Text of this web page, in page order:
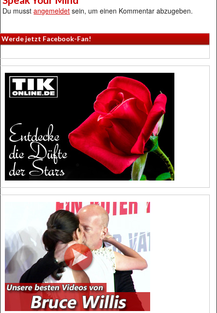
Du musstangemeldet sein, um einen Kommentar abzugeben.
Werde jetzt Facebook-Fan!